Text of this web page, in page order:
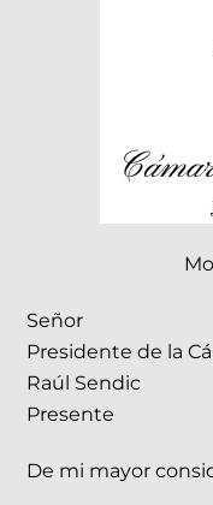
Señor
Presidente de la
Raúl Sendic
Presente
De mi mayor